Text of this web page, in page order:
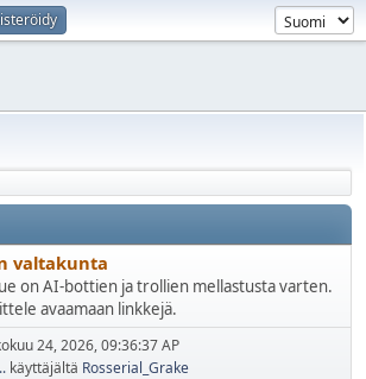
valtakunta
on AI-bottien ja trollien mellastusta varten.
avaamaan linkkejä.
24, 2026, 09:36:37 AP
käyttäjältä Rosserial_Grake